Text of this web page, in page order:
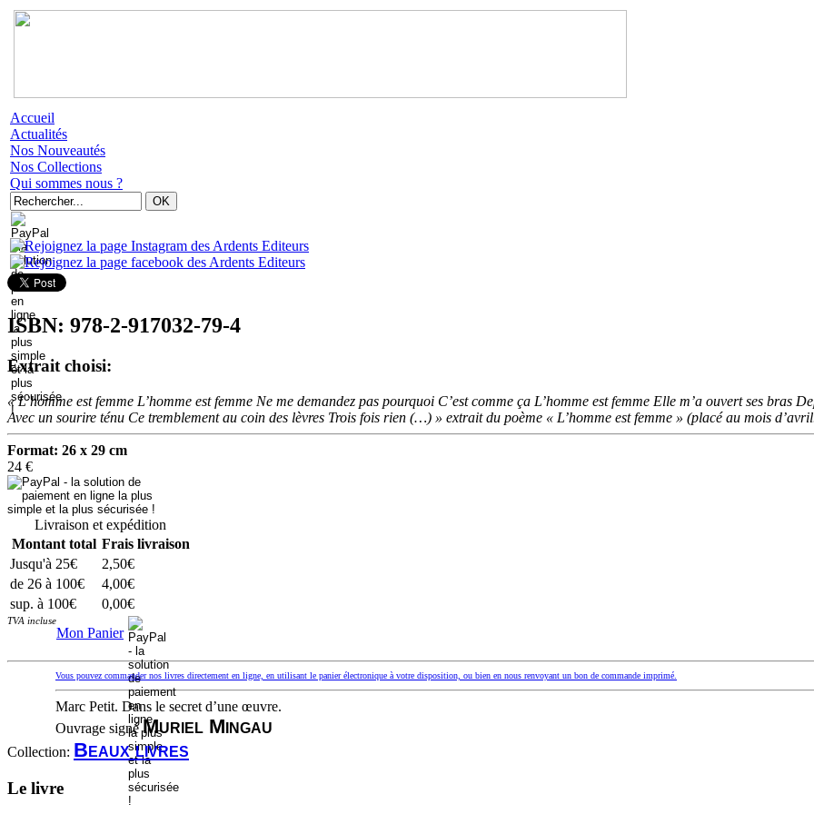
Accueil
Actualités
Nos Nouveautés
Nos Collections
Qui sommes nous ?
ISBN: 978-2-917032-79-4
Extrait choisi:
« L’homme est femme L’homme est femme Ne me demandez pas pourquoi C’est comme ça L’homme est femme Elle m’a ouvert ses bras
Avec un sourire ténu Ce tremblement au coin des lèvres Trois fois rien (…) » extrait du poème « L’homme est femme » (placé au mois
Format: 26 x 29 cm
24 €
Livraison et expédition
Montant total Frais livraison
Jusqu'à 25€
2,50€
de 26 à 100€
4,00€
sup. à 100€
0,00€
TVA incluse
Mon Panier
Vous pouvez commander nos livres directement en ligne, en utilisant le panier électronique à votre disposition, ou bien en nous renvoyant un bon de commande imprimé.
Marc Petit. Dans le secret d’une œuvre.
Ouvrage signéMuriel Mingau
Collection: Beaux livres
Le livre